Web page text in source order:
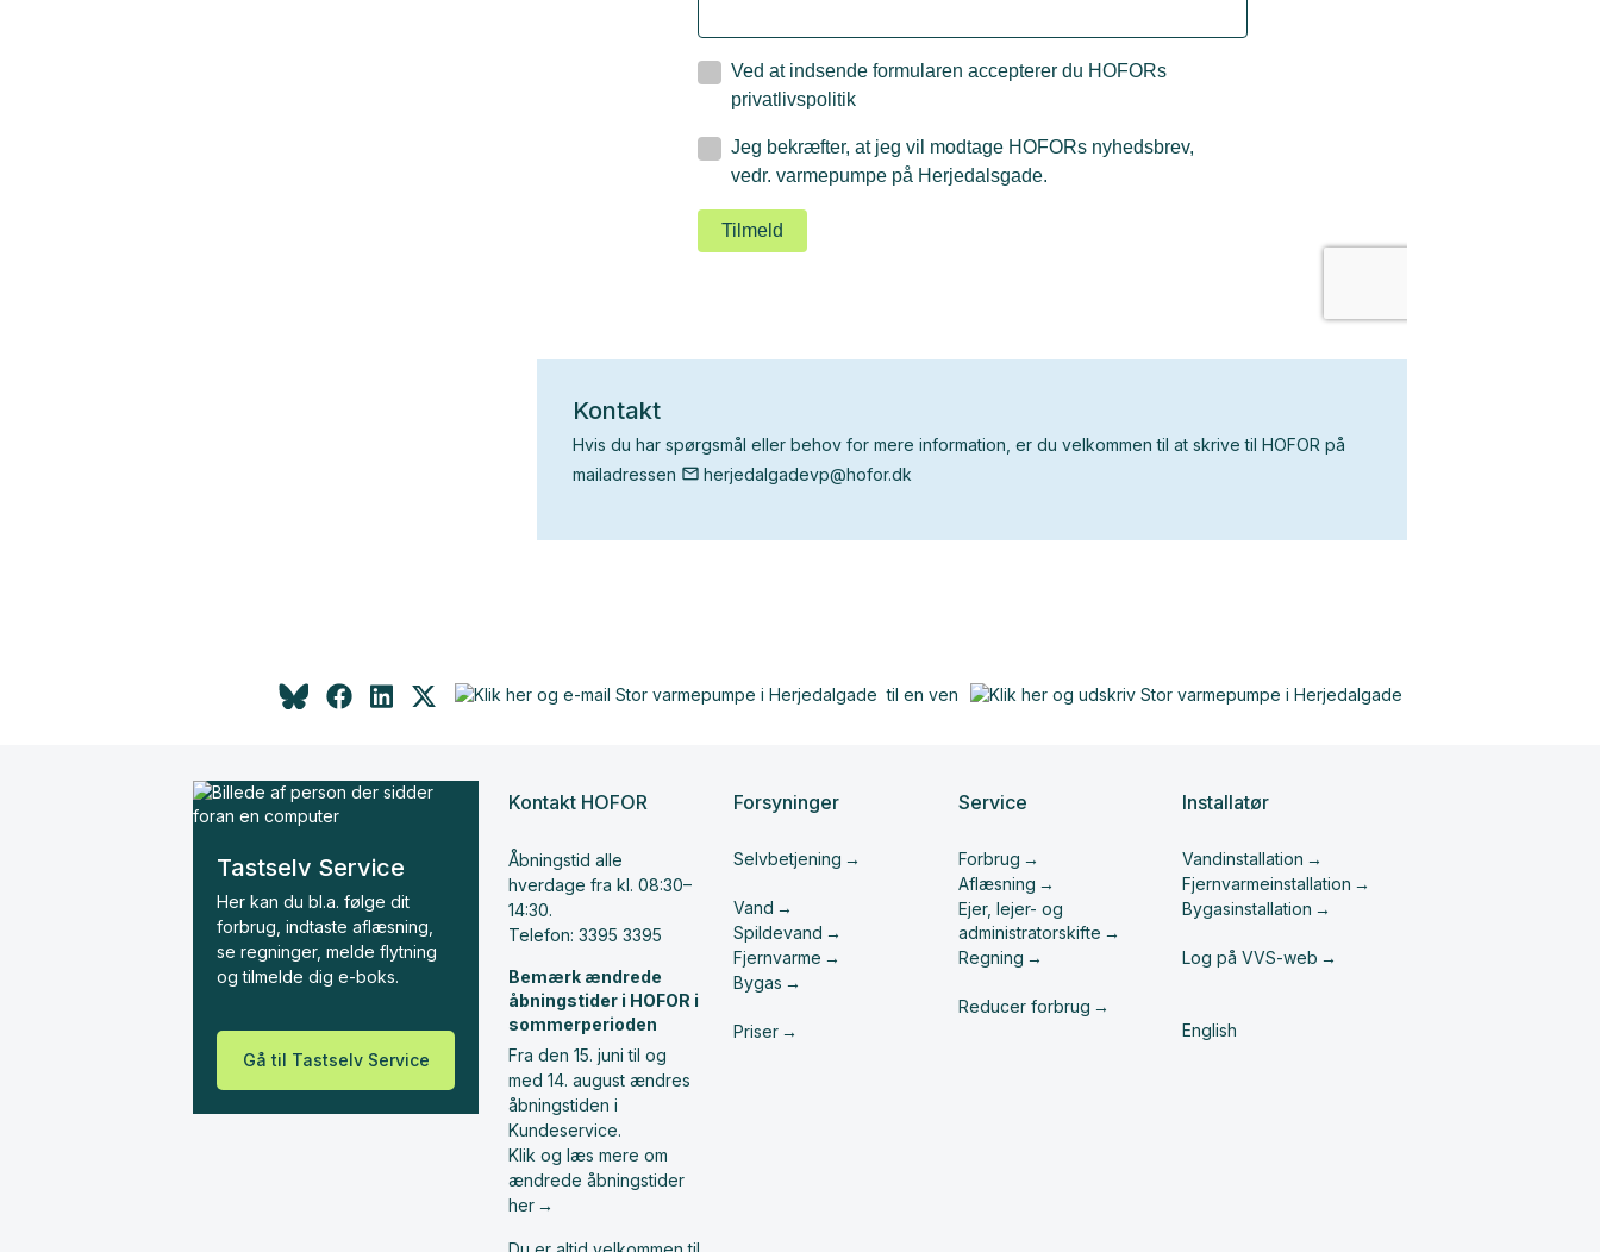
Kontakt
Hvis du har spørgsmål eller behov formere information, erdu velkommen til atskrive til HOFOR på
mailadressen
herjedalgadevp@hofor.dk
Tastselv Service
Her kan du bl.a. følge dit
forbrug, indtaste aflæsning,
se regninger, melde flytning
og tilmelde dig e-boks.
Gå til Tastselv Service
Kontakt HOFOR
Åbningstid alle
hverdage fra kl. 08:30–
14:30.
Telefon: 3395 3395
Bemærk ændrede
åbningstider i HOFOR i
sommerperioden
Fra den 15. juni til og
med 14. august ændres
åbningstiden i
Kundeservice.
Klik og læs mere om
ændrede åbningstider
her
Forsyninger
Selvbetjening
Vand
Spildevand
Fjernvarme
Bygas
Priser
Service
Forbrug
Aflæsning
Ejer, lejer- og
administratorskifte
Regning
Reducer forbrug
Installatør
Vandinstallation
Fjernvarmeinstallation
Bygasinstallation
Log på VVS-web
English